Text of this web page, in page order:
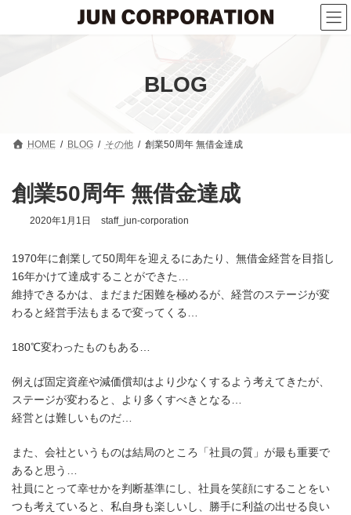
テ
ゲ
BLOG
HOME BLOG その他 創業50周年 無借金達成
創業50周年 無借金達成
2020年1月1日 staff_jun-corporation
1970年に創業して50周年を迎えるにあたり、無借金経営を目指し
16年かけて達成することができた…
維持できるかは、まだまだ困難を極めるが、経営のステージが変
わると経営手法もまるで変ってくる…
180℃変わったものもある…
例えば固定資産や減価償却はより少なくするよう考えてきたが、
ステージが変わると、より多くすべきとなる…
経営とは難しいものだ…
また、会社というものは結局のところ「社員の質」が最も重要で
あると思う…
社員にとって幸せかを判断基準にし、社員を笑顔にすることをい
つも考えていると、私自身も楽しいし、勝手に利益の出せる良い